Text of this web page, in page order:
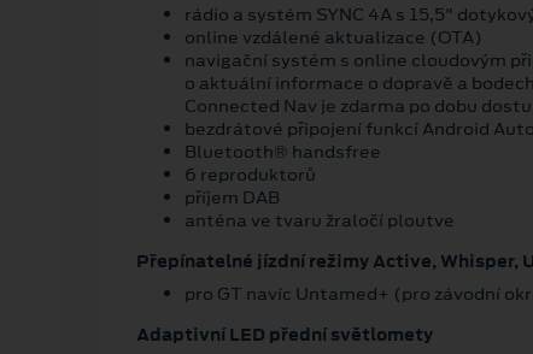
rádio a systém SYNC 4A s 15,5"
online vzdálené aktualizace (OTA)
navigační systém s online cloudovým
o aktuální informace o dopravě a
Connected Nav je zdarma po dobu
bezdrátové připojení funkcí Android
Bluetooth® handsfree
6 reproduktorů
příjem DAB
anténa ve tvaru žraločí ploutve
Přepínatelné jízdní režimy Active, Whisper,
pro GT navíc Untamed+ (pro závodní
Adaptivní LED přední světlomety